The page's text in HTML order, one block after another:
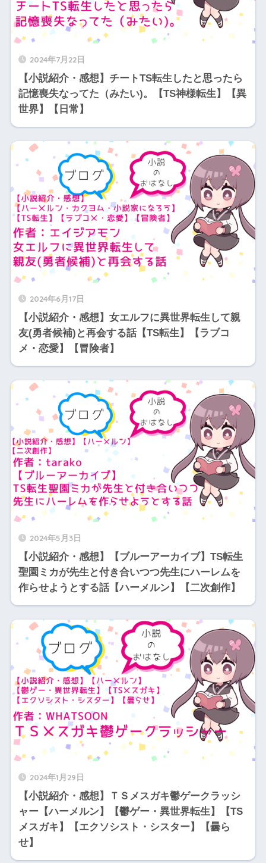
2024年7月22日
【小説紹介・感想】チートTS転生したと思ったら
記憶喪失なってた（みたい)。【TS神様転生】【異
世界】【日常】
2024年6月17日
【小説紹介・感想】女エルフに異世界転生して親
友(勇者候補)と再会する話【TS転生】【ラブコ
メ・恋愛】【冒険者】
2024年5月3日
【小説紹介・感想】【ブルーアーカイブ】TS転生
聖園ミカが先生と付き合いつつ先生にハーレムを
作らせようとする話【ハーメルン】【二次創作】
2024年1月29日
【小説紹介・感想】ＴＳメスガキ鬱ゲークラッシ
ャー【ハーメルン】【鬱ゲー・異世界転生】【TS
メスガキ】【エクソシスト・シスター】【曇ら
せ】